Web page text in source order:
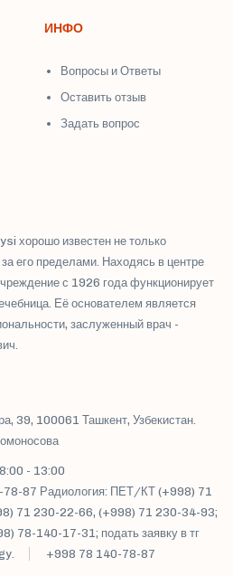
ИНФО
Вопросы и Ответы
Оставить отзыв
Задать вопрос
хорошо известен не только
его пределами. Находясь в центре
с 1926 года функционирует
Её основателем является
заслуженный врач -
39, 100061 Ташкент, Узбекистан.
- 13:00
78-87 Радиология: ПЕТ/КТ (+998) 71
71 230-22-66, (+998) 71 230-34-93;
78-140-17-31; подать заявку в тг
+998 78 140-78-87